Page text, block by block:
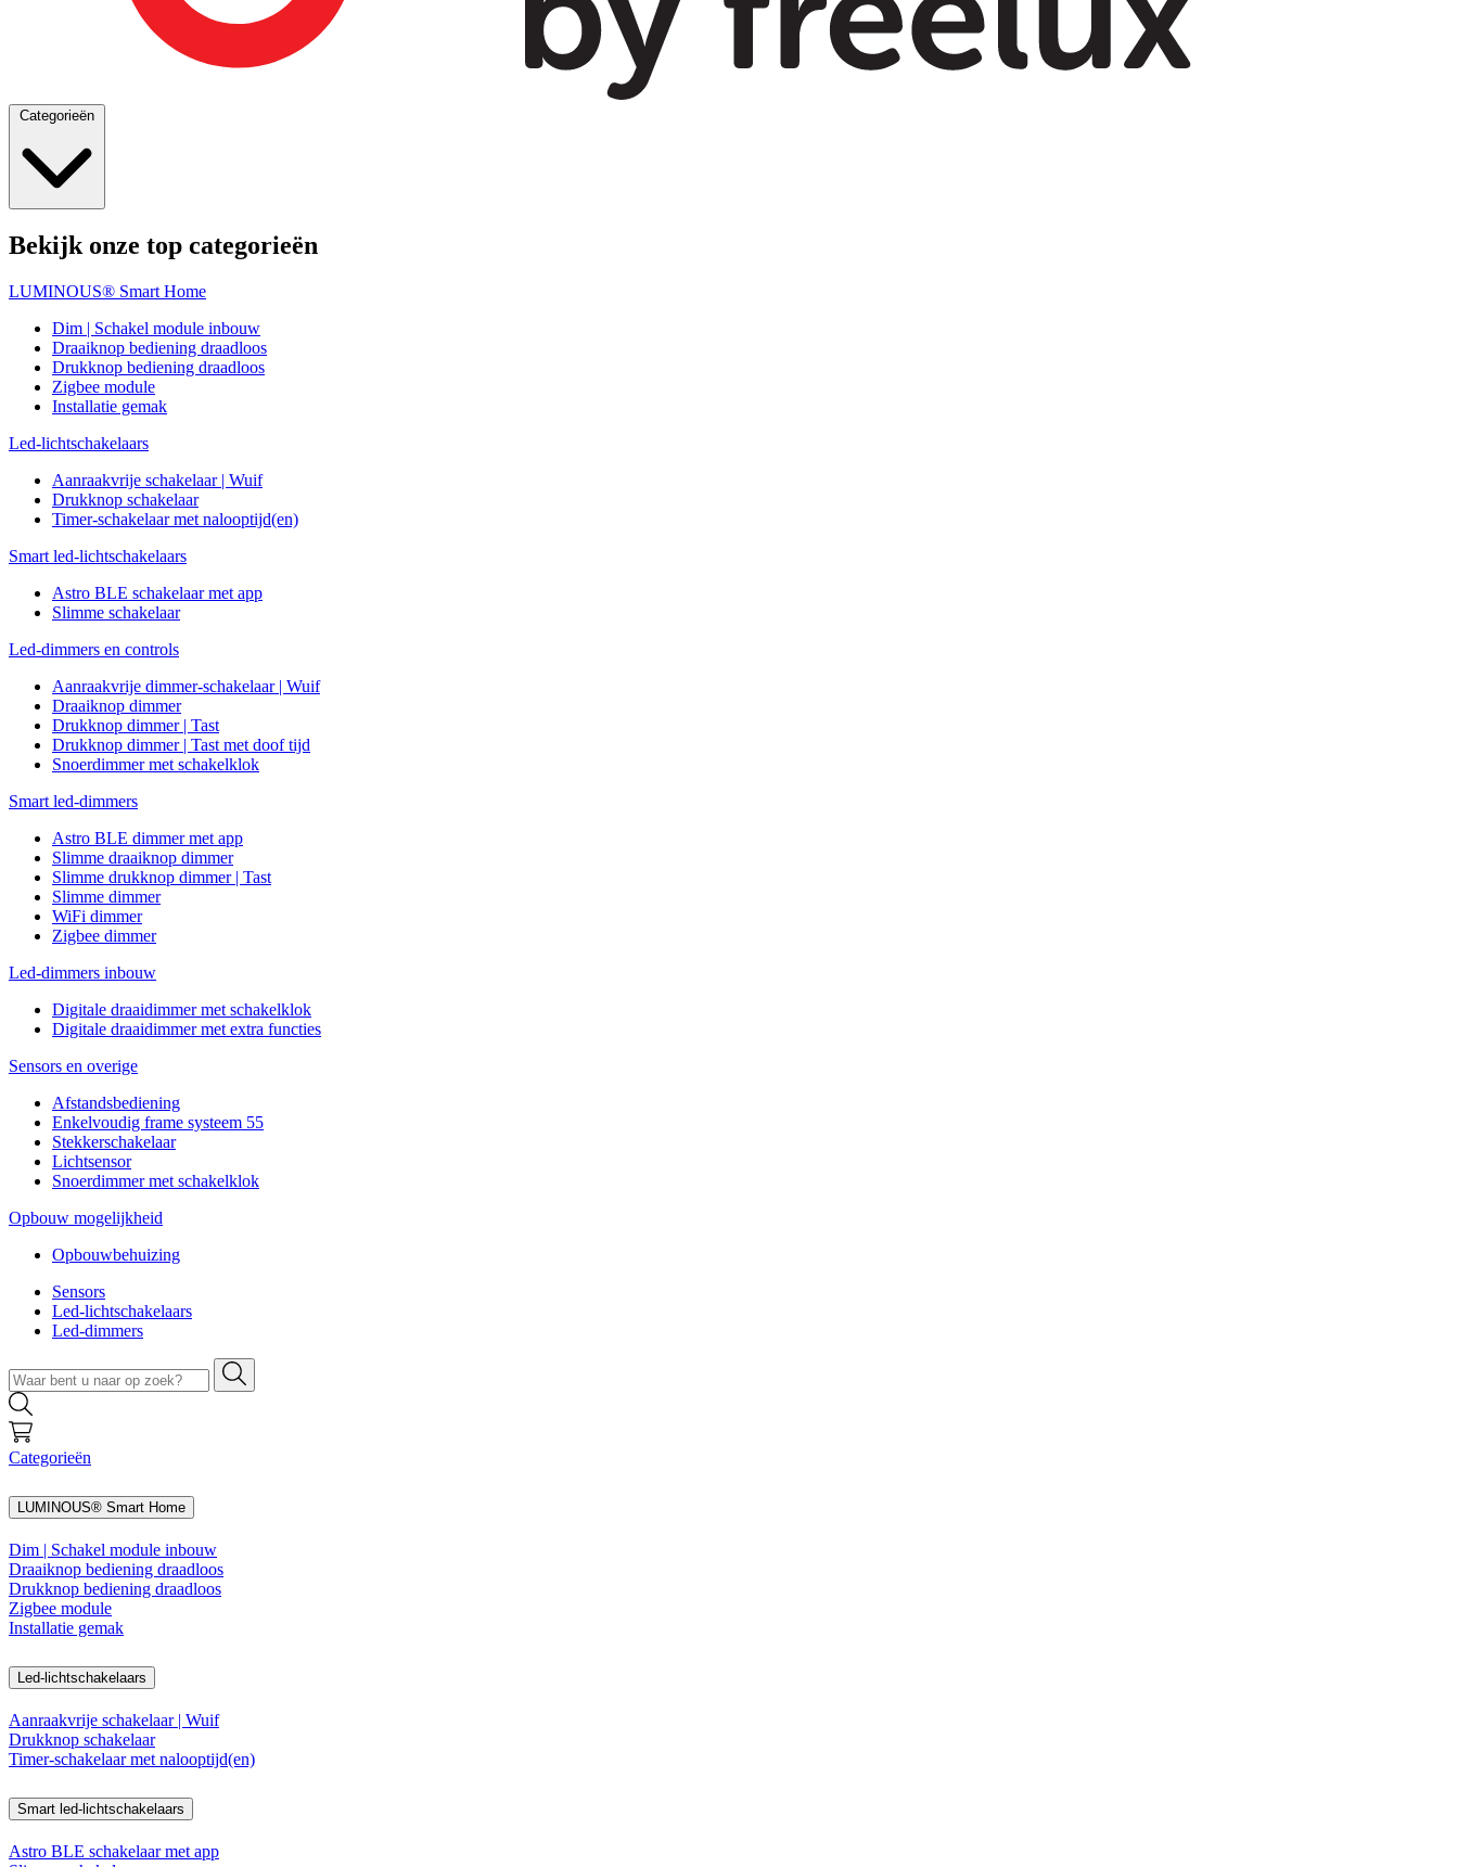
Categorieën
Bekijk onze top categorieën
LUMINOUS® Smart Home
Dim | Schakel module inbouw
Draaiknop bediening draadloos
Drukknop bediening draadloos
Zigbee module
Installatie gemak
Led-lichtschakelaars
Aanraakvrije schakelaar | Wuif
Drukknop schakelaar
Timer-schakelaar met nalooptijd(en)
Smart led-lichtschakelaars
Astro BLE schakelaar met app
Slimme schakelaar
Led-dimmers en controls
Aanraakvrije dimmer-schakelaar | Wuif
Draaiknop dimmer
Drukknop dimmer | Tast
Drukknop dimmer | Tast met doof tijd
Snoerdimmer met schakelklok
Smart led-dimmers
Astro BLE dimmer met app
Slimme draaiknop dimmer
Slimme drukknop dimmer | Tast
Slimme dimmer
WiFi dimmer
Zigbee dimmer
Led-dimmers inbouw
Digitale draaidimmer met schakelklok
Digitale draaidimmer met extra functies
Sensors en overige
Afstandsbediening
Enkelvoudig frame systeem 55
Stekkerschakelaar
Lichtsensor
Snoerdimmer met schakelklok
Opbouw mogelijkheid
Opbouwbehuizing
Sensors
Led-lichtschakelaars
Led-dimmers
Categorieën
LUMINOUS® Smart Home
Dim | Schakel module inbouw
Draaiknop bediening draadloos
Drukknop bediening draadloos
Zigbee module
Installatie gemak
Led-lichtschakelaars
Aanraakvrije schakelaar | Wuif
Drukknop schakelaar
Timer-schakelaar met nalooptijd(en)
Smart led-lichtschakelaars
Astro BLE schakelaar met app